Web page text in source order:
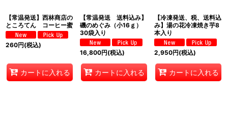
【常温発送】西林商店の
ところてん コーヒー蜜
260円(税込)
カートに入れる
【常温発送 送料込み】
磯のめぐみ（小16ｇ）
30袋入り
16,800円(税込)
カートに入れる
【冷凍発送、税、送料込
み】湯の花冷凍焼き芋8
本入り
2,950円(税込)
カートに入れる